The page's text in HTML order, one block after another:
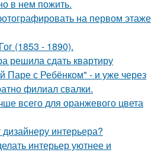
в нем пожить.
на первом этаже
(1853 - 1890).
решила сдать квартиру
Паре с Ребёнком" - и уже через
филиал свалки.
всего для оранжевого цвета
интерьера?
интерьер уютнее и